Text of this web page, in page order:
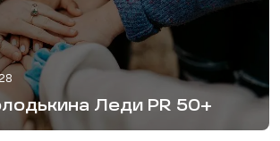
Леди PR 50+